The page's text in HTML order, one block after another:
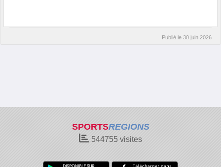
Publié le 30 juin 2026
SPORTSREGIONS
544755 visites